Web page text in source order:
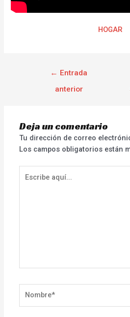
HOGAR
← Entrada
anterior
Deja un comentario
Tu dirección de correo
Los campos obligatorios están
aquí...